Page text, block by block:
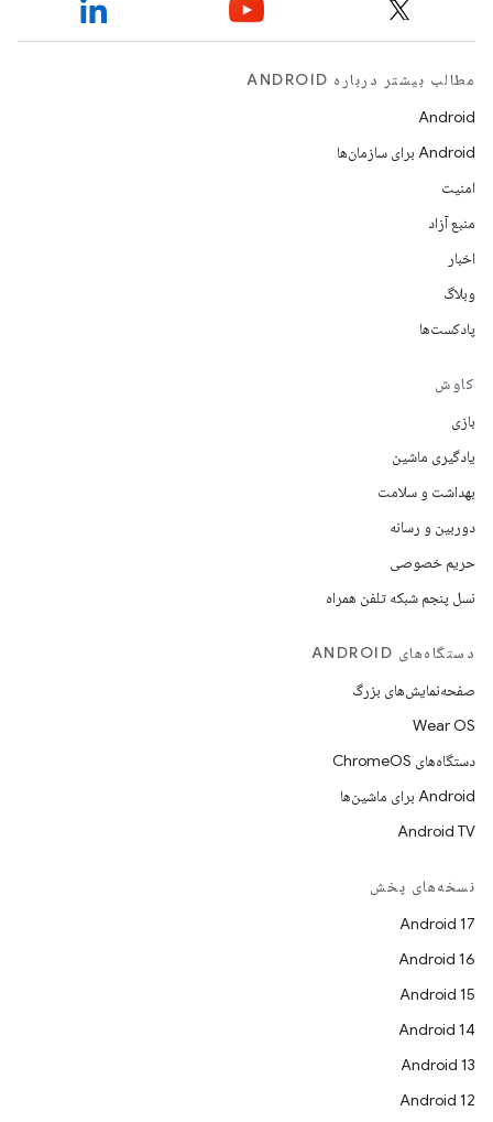
مطالب بیشتر درباره ANDROID
Android
Android برای سازمان‌ها
امنیت
منبع آزاد
اخبار
وبلاگ
پادکست‌ها
کاوش
بازی
یادگیری ماشین
بهداشت و سلامت
دوربین و رسانه
حریم خصوصی
نسل پنجم شبکه تلفن همراه
دستگاه‌های ANDROID
صفحه‌نمایش‌های بزرگ
Wear OS
دستگاه‌های ChromeOS
Android برای ماشین‌ها
Android TV
نسخه‌های پخش
Android 17
Android 16
Android 15
Android 14
Android 13
Android 12